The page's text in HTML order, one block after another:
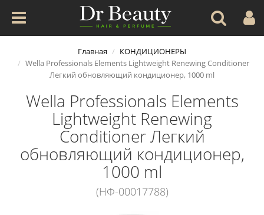
Главная
КОНДИЦИОНЕРЫ
Wella Professionals Elements Lightweight Renewing Conditioner
Легкий обновляющий кондиционер, 1000 ml
Wella Professionals Elements
Lightweight Renewing
Conditioner Легкий
обновляющий кондиционер,
1000 ml
(НФ-00017788)